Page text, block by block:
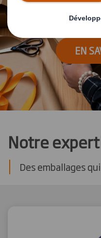
EN
Notre
Des emballages